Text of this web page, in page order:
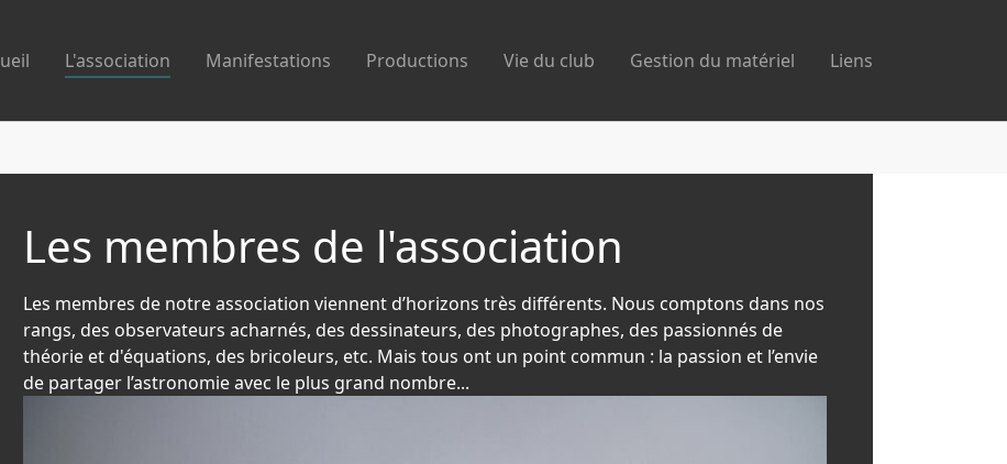
L'association Manifestations Productions Vie du club Gestion du matériel Liens
Les membres de l'association
Les membres de notre association viennent d’horizons très différents. Nous comptons dans nos
rangs, des observateurs acharnés, des dessinateurs, des photographes, des passionnés de
théorie et d'équations, des bricoleurs, etc. Mais tous ont un point commun : la passion et l’envie
de partager l’astronomie avec le plus grand nombre...